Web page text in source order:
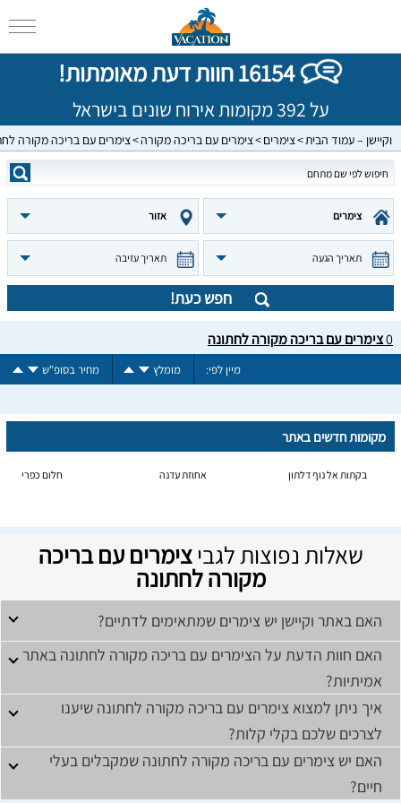
16154 חוות דעת מאומתות!
על 392 מקומות אירוח שונים בישראל
וקיישן – עמוד הבית צימרים צימרים עם בריכה מקורה צימרים עם בריכה מקורה
צימרים אזור
תאריך הגעה תאריך עזיבה
חפש כעת!
0צימרים עם בריכה מקורה לחתונה
מיין לפי: מומלץ מחיר בסופ"ש
מקומות חדשים באתר
בקתות אל נוף דלתון אחוזת עדנה חלום כפרי
שאלות נפוצות לגביצימרים עם בריכה
מקורה לחתונה
האם באתר וקיישן יש צימרים שמתאימים לדתיים?
האם חוות הדעת על הצימרים עם בריכה מקורה לחתונה באתר
אמיתיות?
איך ניתן למצוא צימרים עם בריכה מקורה לחתונה שיענו
לצרכים שלכם בקלי קלות?
האם יש צימרים עם בריכה מקורה לחתונה שמקבלים בעלי
חיים?